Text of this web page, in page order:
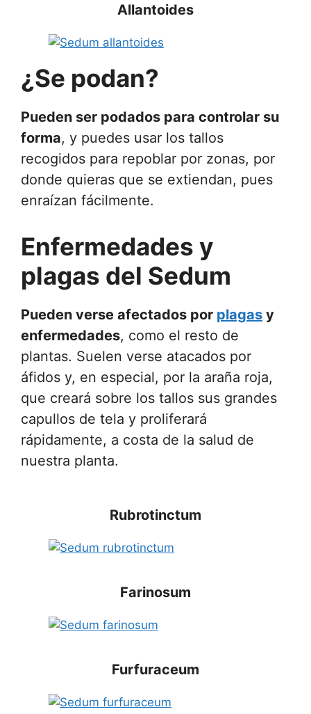
Allantoides
¿Se podan?
Pueden ser podados para controlar su
forma, y puedes usar los tallos
recogidos para repoblar por zonas, por
donde quieras que se extiendan, pues
enraízan fácilmente.
Enfermedades y
plagas del Sedum
Pueden verse afectados por plagas y
enfermedades, como el resto de
plantas. Suelen verse atacados por
áfidos y, en especial, por la araña roja,
que creará sobre los tallos sus grandes
capullos de tela y proliferará
rápidamente, a costa de la salud de
nuestra planta.
Rubrotinctum
Farinosum
Furfuraceum